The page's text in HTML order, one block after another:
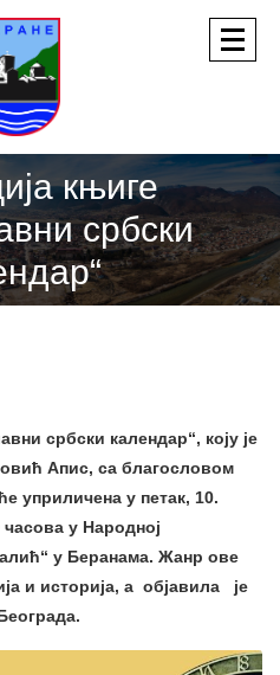
књиге
србски
србски календар“, коју је
Апис, са благословом
уприличена у петак, 10.
у Народној
у Беранама. Жанр ове
и историја, а објавила је